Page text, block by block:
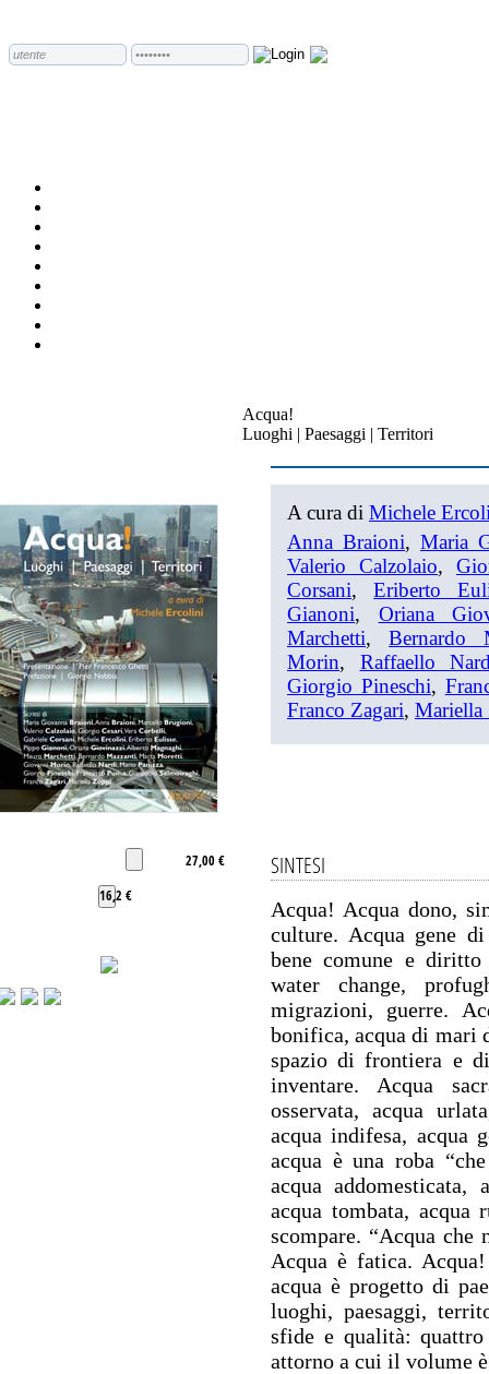
Acqua!
Luoghi | Paesaggi | Territori
27,00 €
16,2 €
A cura di Michele
Anna Braioni, Maria
Valerio Calzolaio,
Corsani,Eriberto
Gianoni, Oriana
Marchetti,Bernardo
Morin, Raffaello
Giorgio Pineschi,
Franco Zagari,
SINTESI
Acqua! Acqua dono,
culture. Acqua gene
bene comune e diritto
water change,
migrazioni, guerre.
bonifica, acqua di
spazio di frontiera e
inventare. Acqua
osservata, acqua
acqua indifesa, acqua
acqua è una roba
acqua addomesticata,
acqua tombata, acqua
scompare. “Acqua che
Acqua è fatica.
acqua è progetto di
luoghi, paesaggi,
sfide e qualità:
attorno a cui il volume